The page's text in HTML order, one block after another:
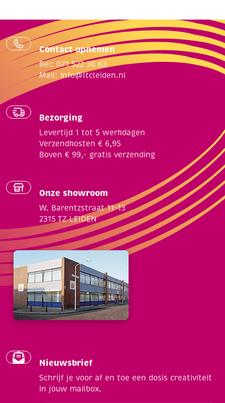
Contact opnemen
Bel: 071 522 36 63
Mail: info@ltcleiden.nl
Bezorging
Levertijd 1 tot 5 werkdagen
Verzendkosten € 6,95
Boven € 99,- gratis verzending
Onze showroom
W. Barentzstraat 11-13
2315 TZ LEIDEN
Nieuwsbrief
Schrijf je voor af en toe een dosis creativiteit
in jouw mailbox.